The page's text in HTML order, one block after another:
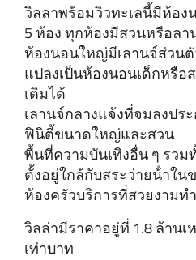
วิลลาพร้อมวิวทะเลนี้มีห้อ
5 ห้อง ทุกห้องมีสวนหรือลา
ห้องนอนใหญ่มีเลานจ์ส่วน
แปลงเป็นห้องนอนเด็กหรือ
เติมได้
เลานจ์กลางแจ้งที่จมลงปร
ฟินิตี้ขนาดใหญ่และสวน
พื้นที่ความบันเทิงอื่น ๆ รว
ตั้งอยู่ใกล้กับสระว่ายน้ําใ
ห้องครัวบริการที่สวยงาม
วิลล่ามีราคาอยู่ที่ 1.8 ล้าน
เท่าบาท